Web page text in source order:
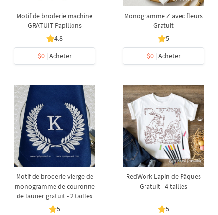
Motif de broderie machine
GRATUIT Papillons
4.8
$0| Acheter
Monogramme Z avec fleurs
Gratuit
5
$0| Acheter
Motif de broderie vierge de
monogramme de couronne
de laurier gratuit - 2 tailles
5
RedWork Lapin de Pâques
Gratuit - 4 tailles
5